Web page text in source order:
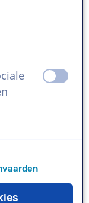
uit aan